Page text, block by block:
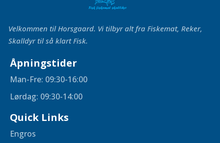
Velkommen til Horsgaard. Vi tilbyr alt fra Fiskemat, Reker,
Skalldyr til så klart Fisk.
Åpningstider
Man-Fre: 09:30-16:00
Lørdag: 09:30-14:00
Quick Links
Engros